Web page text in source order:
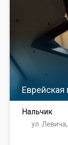
Еврейская
Нальчик
ул.